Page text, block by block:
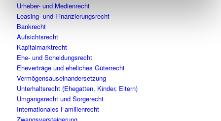
Urheber- und Medienrecht
Leasing- und Finanzierungsrecht
Bankrecht
Aufsichtsrecht
Kapitalmarktrecht
Ehe- und Scheidungsrecht
Eheverträge und eheliches Güterrecht
Vermögensauseinandersetzung
Unterhaltsrecht (Ehegatten, Kinder, Eltern)
Umgangsrecht und Sorgerecht
Internationales Familienrecht